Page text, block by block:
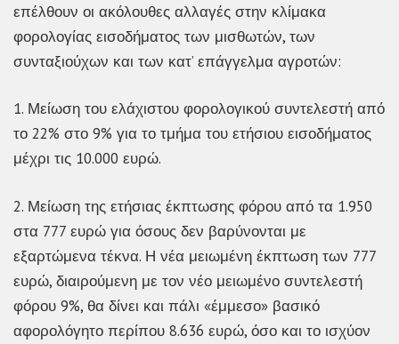
επέλθουν οι ακόλουθες αλλαγές στην κλίμακα
φορολογίας εισοδήματος των μισθωτών, των
συνταξιούχων και των κατ’ επάγγελμα αγροτών:
1. Μείωση του ελάχιστου φορολογικού συντελεστή από
το 22% στο 9% για το τμήμα του ετήσιου εισοδήματος
μέχρι τις 10.000 ευρώ.
2. Μείωση της ετήσιας έκπτωσης φόρου από τα 1.950
στα 777 ευρώ για όσους δεν βαρύνονται με
εξαρτώμενα τέκνα. Η νέα μειωμένη έκπτωση των 777
ευρώ, διαιρούμενη με τον νέο μειωμένο συντελεστή
φόρου 9%, θα δίνει και πάλι «έμμεσο» βασικό
αφορολόγητο περίπου 8.636 ευρώ, όσο και το ισχύον